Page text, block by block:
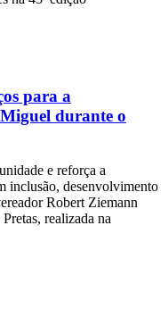
para a
durante o
e reforça a
inclusão, desenvolvimento
Robert Ziemann
realizada na